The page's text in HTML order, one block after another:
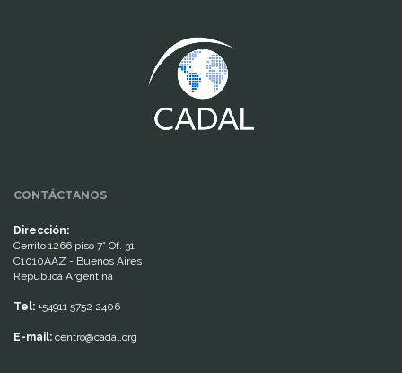
CONTÁCTANOS
Dirección:
Cerrito 1266 piso 7° Of. 31
C1010AAZ - Buenos Aires
República Argentina
Tel: +54911 5752 2406
E-mail: centro@cadal.org